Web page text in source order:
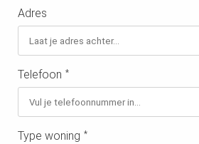
Adres
Telefoon *
Type woning *